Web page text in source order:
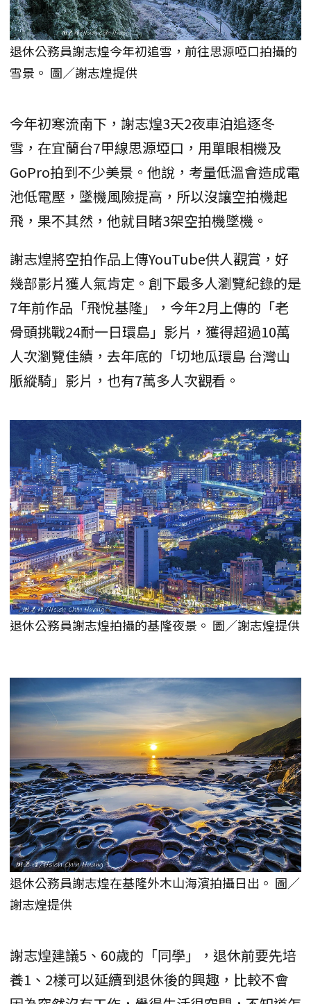
退休公務員謝志煌今年初追雪，前往思源啞口拍攝的
雪景。 圖／謝志煌提供
今年初寒流南下，謝志煌3天2夜車泊追逐冬
雪，在宜蘭台7甲線思源埡口，用單眼相機及
GoPro拍到不少美景。他說，考量低溫會造成電
池低電壓，墜機風險提高，所以沒讓空拍機起
飛，果不其然，他就目睹3架空拍機墜機。
謝志煌將空拍作品上傳YouTube供人觀賞，好
幾部影片獲人氣肯定。創下最多人瀏覽紀錄的是
7年前作品「飛悅基隆」，今年2月上傳的「老
骨頭挑戰24耐一日環島」影片，獲得超過10萬
人次瀏覽佳績，去年底的「切地瓜環島 台灣山
脈縱騎」影片，也有7萬多人次觀看。
退休公務員謝志煌拍攝的基隆夜景。 圖／謝志煌提供
退休公務員謝志煌在基隆外木山海濱拍攝日出。 圖／
謝志煌提供
謝志煌建議5、60歲的「同學」，退休前要先培
養1、2樣可以延續到退休後的興趣，比較不會